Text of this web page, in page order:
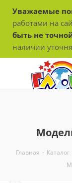
Уважаемые
работами на
быть не
наличии
Главная - Каталог